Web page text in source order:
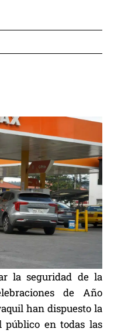
la seguridad de la
de Año
han dispuesto la
público en todas las